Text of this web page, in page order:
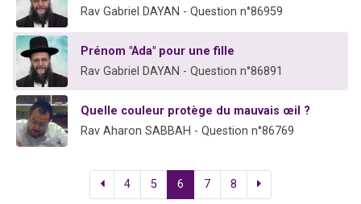
Rav Gabriel DAYAN - Question n°86959
Prénom "Ada" pour une fille
Rav Gabriel DAYAN - Question n°86891
Quelle couleur protège du mauvais œil ?
Rav Aharon SABBAH - Question n°86769
4 5 6 7 8